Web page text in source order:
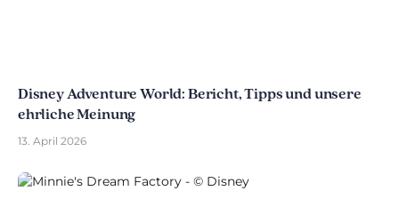
Disney Adventure World: Bericht, Tipps und unsere
ehrliche Meinung
13. April 2026